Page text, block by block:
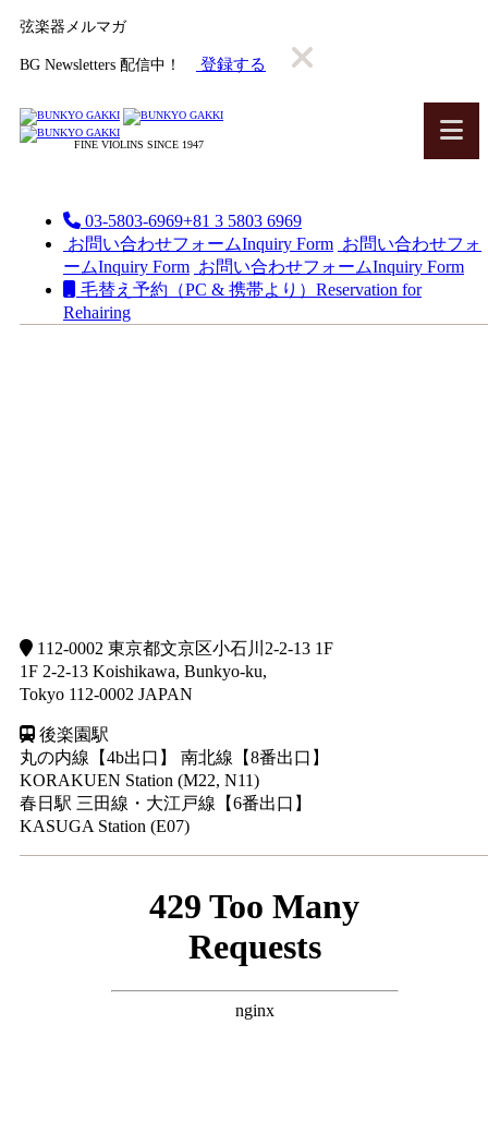
弦楽器メルマガ
BG Newsletters 配信中！ 登録する
FINE VIOLINS SINCE 1947
112-0002 東京都文京区小石川2-2-13 1F
1F 2-2-13 Koishikawa, Bunkyo-ku,
Tokyo 112-0002 JAPAN
後楽園駅
丸の内線【4b出口】 南北線【8番出口】
KORAKUEN Station (M22, N11)
春日駅 三田線・大江戸線【6番出口】
KASUGA Station (E07)
03-5803-6969+81 3 5803 6969
お問い合わせフォームInquiry Form お問い合わせフォ
ームInquiry Form お問い合わせフォームInquiry Form
毛替え予約（PC & 携帯より） Reservation for
Rehairing